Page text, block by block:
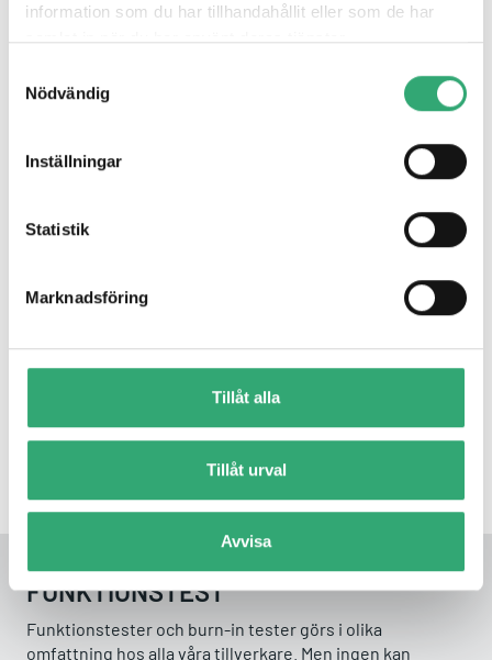
information som du har tillhandahållit eller som de har
samlat in när du har använt deras tjänster.
Nödvändig
Inställningar
Statistik
Marknadsföring
Tillåt alla
Tillåt urval
Avvisa
är uppmärkta enligt givna instruktioner. Kan vara allt från
unika produkt- eller serienummer till att märka vilka I/O
FUNKTIONSTEST
Funktionstester och burn-in tester görs i olika
omfattning hos alla våra tillverkare. Men ingen kan